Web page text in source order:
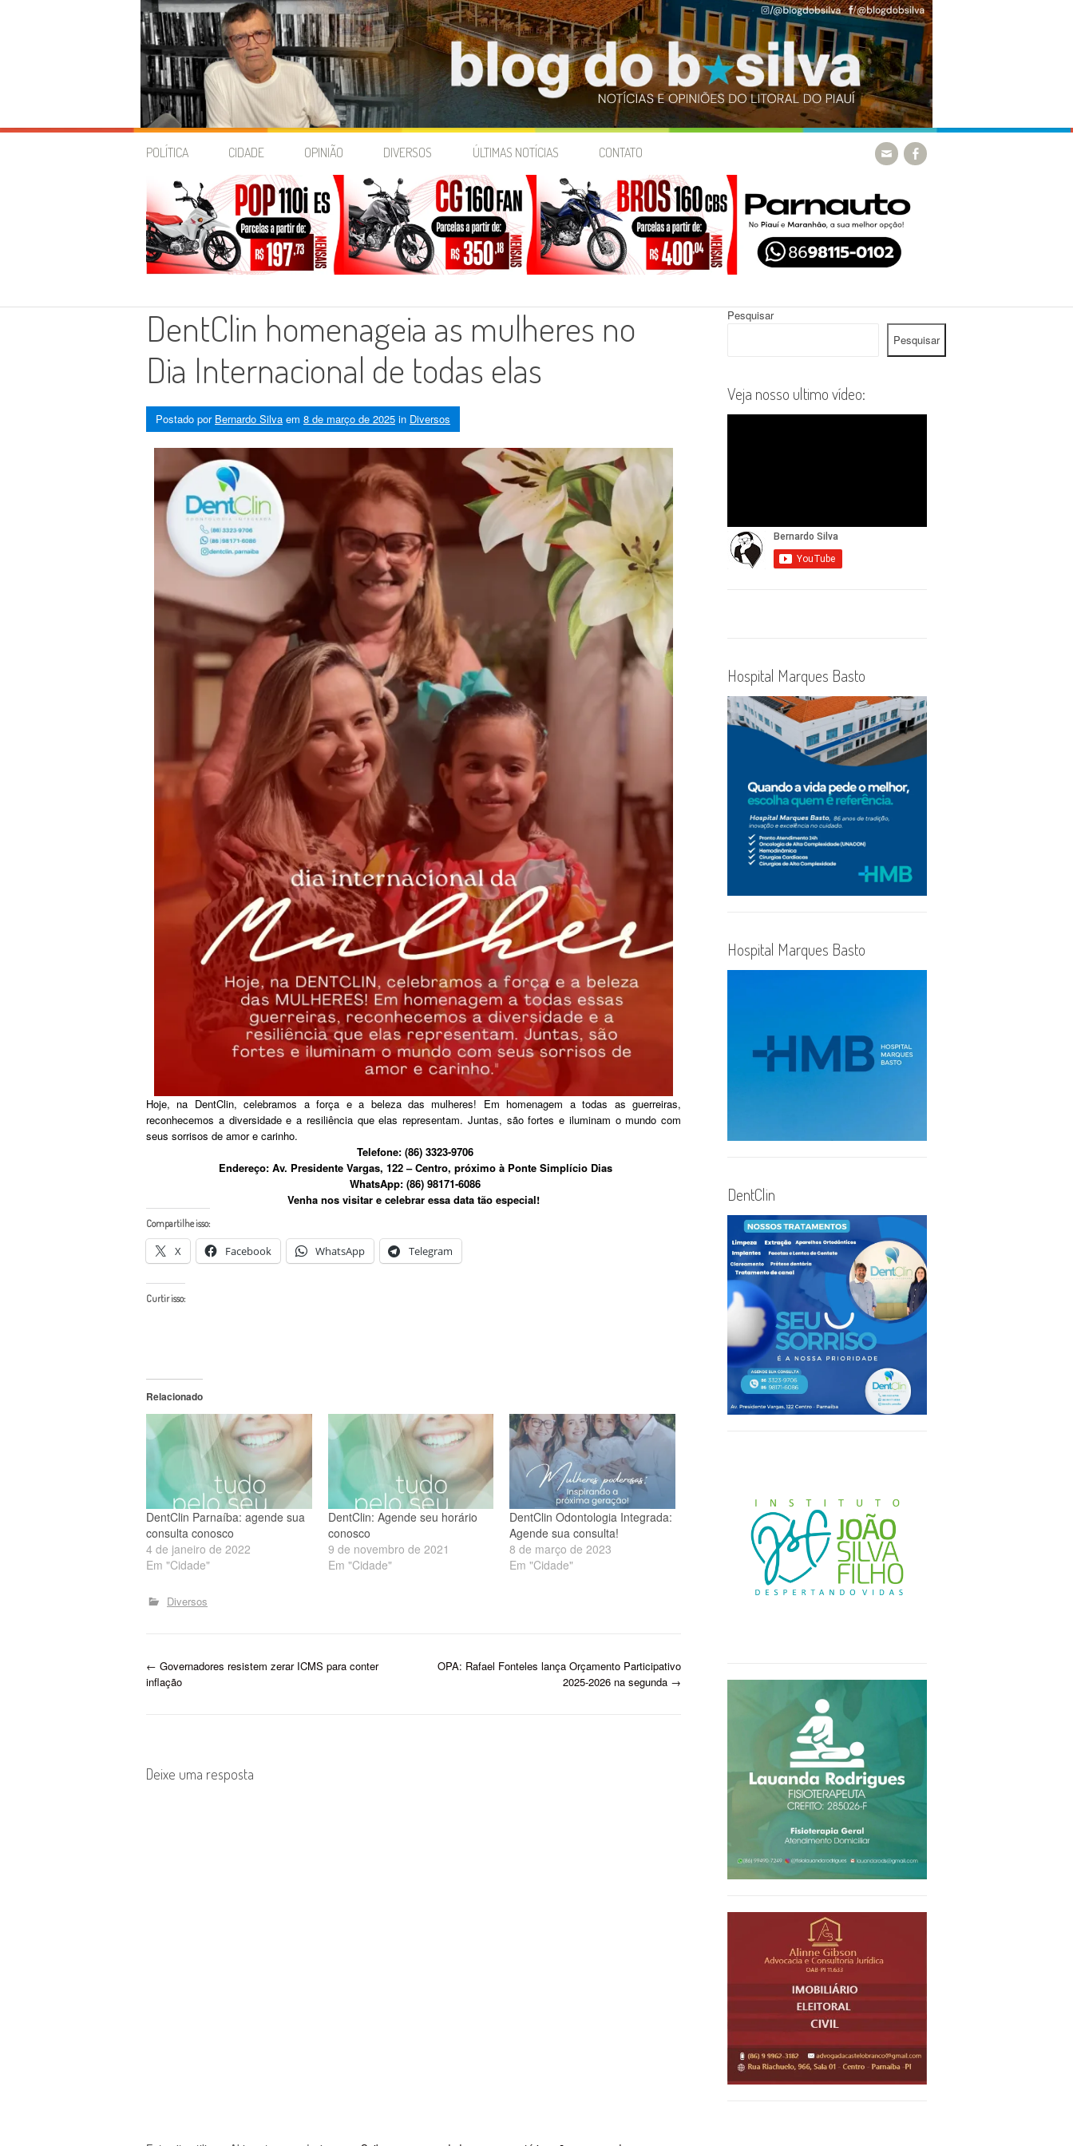
Skip
POLÍTICA CIDADE OPINIÃO DIVERSOS ÚLTIMAS NOTÍCIAS CONTATO
DentClin homenageia as mulheres no
Dia Internacional de todas elas
Postado por Bernardo Silva em 8 de março de 2025 in Diversos
Hoje, na DentClin, celebramos a força e a beleza das mulheres! Em homenagem a todas as guerreiras,
reconhecemos a diversidade e a resiliência que elas representam. Juntas, são fortes e iluminam o mundo com
seus sorrisos de amor e carinho.
Telefone: (86) 3323-9706
Endereço: Av. Presidente Vargas, 122 – Centro, próximo à Ponte Simplício Dias
WhatsApp: (86) 98171-6086
Venha nos visitar e celebrar essa data tão especial!
Compartilhe isso:
X Facebook WhatsApp Telegram
Curtir isso:
Relacionado
DentClin Parnaíba: agende sua
consulta conosco
4 de janeiro de 2022
Em "Cidade"
DentClin: Agende seu horário
conosco
9 de novembro de 2021
Em "Cidade"
DentClin Odontologia Integrada:
Agende sua consulta!
8 de março de 2023
Em "Cidade"
Diversos
P
t
← Governadores resistem zerar ICMS para conter
inflação
OPA: Rafael Fonteles lança Orçamento Participativo
2025-2026 na segunda →
Deixe uma resposta
Pesquisar
Pesquisar
Veja nosso ultimo vídeo:
Hospital Marques Basto
Hospital Marques Basto
DentClin